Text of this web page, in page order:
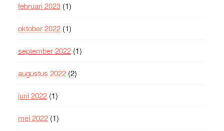
februari 2023(1)
oktober 2022(1)
september 2022(1)
augustus 2022(2)
juni 2022(1)
mei 2022(1)